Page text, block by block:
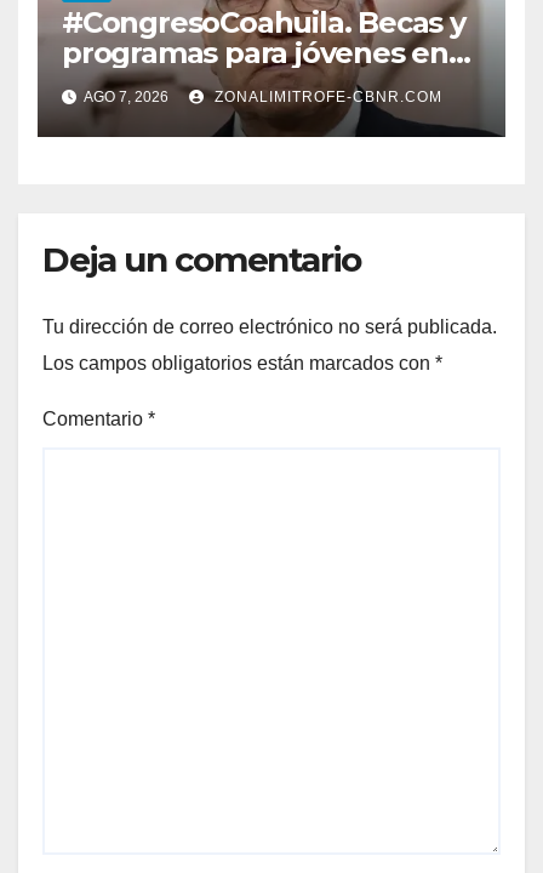
#CongresoCoahuila. Becas y
programas para jóvenes en
áreas agropecuarias, plantea
Raúl Onofre
AGO 7, 2026 ZONALIMITROFE-CBNR.COM
Deja un comentario
Tu dirección de correo electrónico no será publicada.
Los campos obligatorios están marcados con *
Comentario *